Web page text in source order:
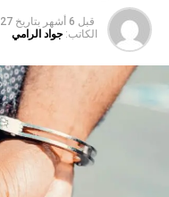
قبل 6 أشهر بتاريخ 27 يناير 2026
الكاتب: جواد الرامي